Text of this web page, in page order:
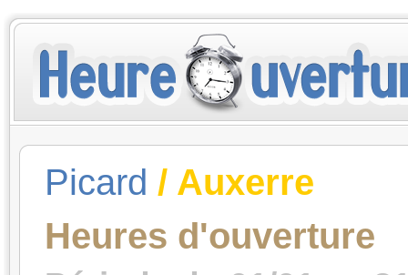
Picard / Auxerre
Heures d'ouverture